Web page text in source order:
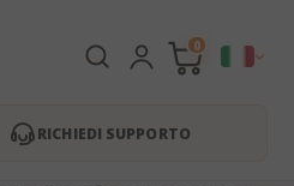
0
RICHIEDI SUPPORTO